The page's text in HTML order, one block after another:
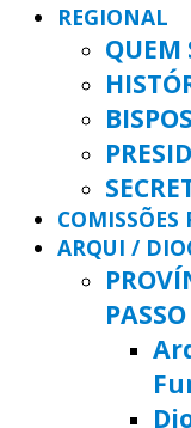
REGIONAL
QUEM
BISPOS
COMISSÕES
ARQUI /